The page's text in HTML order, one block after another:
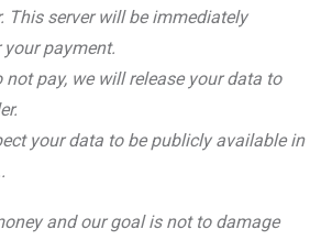
This server will be immediately
payment.
not pay, we will release your data to
your data to be publicly available in
and our goal is not to damage